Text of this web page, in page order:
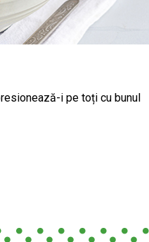
i pe toți cu bunul